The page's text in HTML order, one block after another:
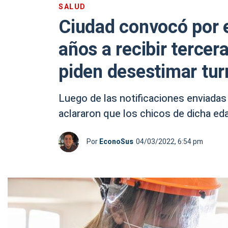
SALUD
Ciudad convocó por
años a recibir
piden desestimar
Luego de las notificaciones
aclararon que los chicos de dicha
PorEconoSus 04/03/2022, 6:54 pm